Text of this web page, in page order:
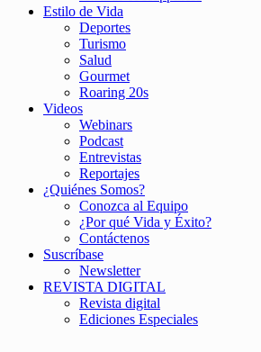
Estilo de Vida
Deportes
Turismo
Salud
Gourmet
Roaring 20s
Videos
Webinars
Podcast
Entrevistas
Reportajes
¿Quiénes Somos?
Conozca al Equipo
¿Por qué Vida y Éxito?
Contáctenos
Suscríbase
Newsletter
REVISTA DIGITAL
Revista digital
Ediciones Especiales